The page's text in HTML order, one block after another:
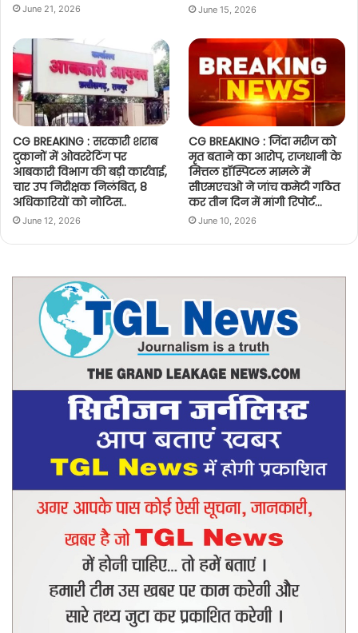
June 21, 2026 June 15, 2026
CG BREAKING : सरकारी शराब
दुकानों में ओवररेटिंग पर
आबकारी विभाग की बड़ी कार्रवाई,
चार उप निरीक्षक निलंबित, 8
अधिकारियों को नोटिस..
June 12, 2026
CG BREAKING : जिंदा मरीज को
मृत बताने का आरोप, राजधानी के
मित्तल हॉस्पिटल मामले में
सीएमएचओ ने जांच कमेटी गठित
कर तीन दिन में मांगी रिपोर्ट…
June 10, 2026